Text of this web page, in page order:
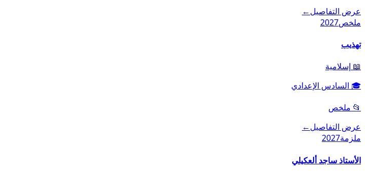
عرض التفاصيل←
ملخص2027
تهذيب
📖 إسلامية
🎓 السادس الإعدادي
📂 ملخص
عرض التفاصيل←
ملزمة2027
الأستاذ ساجد ألعكيلي